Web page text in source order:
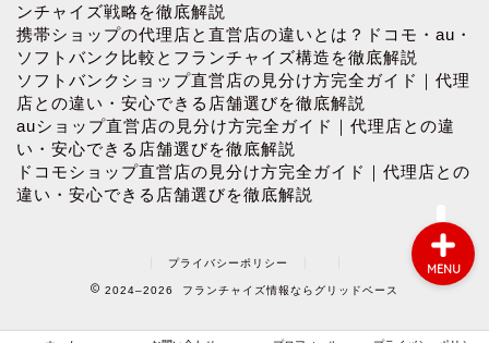
ンチャイズ戦略を徹底解説
携帯ショップの代理店と直営店の違いとは？ドコモ・au・
ソフトバンク比較とフランチャイズ構造を徹底解説
ソフトバンクショップ直営店の見分け方完全ガイド｜代理
店との違い・安心できる店舗選びを徹底解説
auショップ直営店の見分け方完全ガイド｜代理店との違
い・安心できる店舗選びを徹底解説
ドコモショップ直営店の見分け方完全ガイド｜代理店との
違い・安心できる店舗選びを徹底解説
プライバシーポリシー
2024–2026 フランチャイズ情報ならグリッドベース
MENU
お問い合わせ
プロフィール
プライバシーポリシー